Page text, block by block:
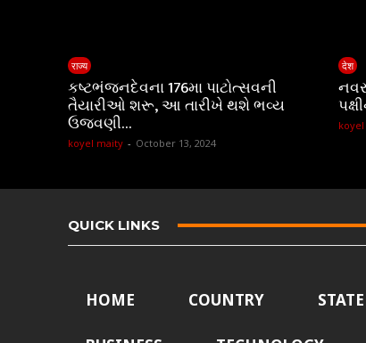
राज्य
કષ્ટભંજનદેવના 176મા પાટોત્સવની
તૈયારીઓ શરૂ, આ તારીખે થશે ભવ્ય
ઉજવણી…
koyel maity - October 13, 2024
देश
QUICK LINKS
HOME COUNTRY STATE